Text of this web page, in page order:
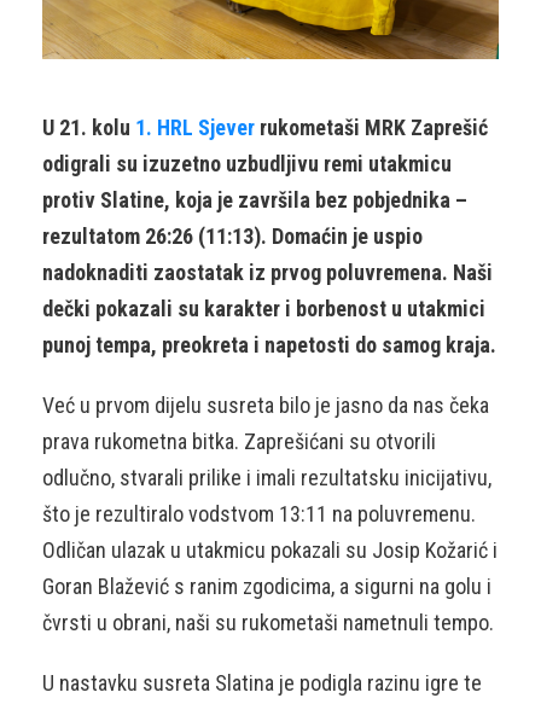
U 21. kolu 1. HRL Sjever rukometaši MRK Zaprešić
odigrali su izuzetno uzbudljivu remi utakmicu
protiv Slatine, koja je završila bez pobjednika –
rezultatom 26:26 (11:13). Domaćin je uspio
nadoknaditi zaostatak iz prvog poluvremena. Naši
dečki pokazali su karakter i borbenost u utakmici
punoj tempa, preokreta i napetosti do samog kraja.
Već u prvom dijelu susreta bilo je jasno da nas čeka
prava rukometna bitka. Zaprešićani su otvorili
odlučno, stvarali prilike i imali rezultatsku inicijativu,
što je rezultiralo vodstvom 13:11 na poluvremenu.
Odličan ulazak u utakmicu pokazali su Josip Kožarić i
Goran Blažević s ranim zgodicima, a sigurni na golu i
čvrsti u obrani, naši su rukometaši nametnuli tempo.
U nastavku susreta Slatina je podigla razinu igre te